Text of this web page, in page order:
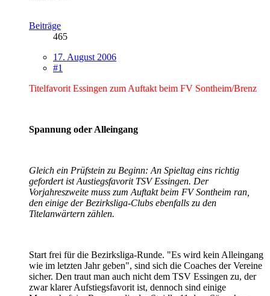
Beiträge
465
17. August 2006
#1
Titelfavorit Essingen zum Auftakt beim FV Sontheim/Brenz
Spannung oder Alleingang
Gleich ein Prüfstein zu Beginn: An Spieltag eins richtig
gefordert ist Austiegsfavorit TSV Essingen. Der
Vorjahreszweite muss zum Auftakt beim FV Sontheim ran,
den einige der Bezirksliga-Clubs ebenfalls zu den
Titelanwärtern zählen.
Start frei für die Bezirksliga-Runde. "Es wird kein Alleingang
wie im letzten Jahr geben", sind sich die Coaches der Vereine
sicher. Den traut man auch nicht dem TSV Essingen zu, der
zwar klarer Aufstiegsfavorit ist, dennoch sind einige